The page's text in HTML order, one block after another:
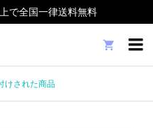
で全国一律送料無料

けされた商品